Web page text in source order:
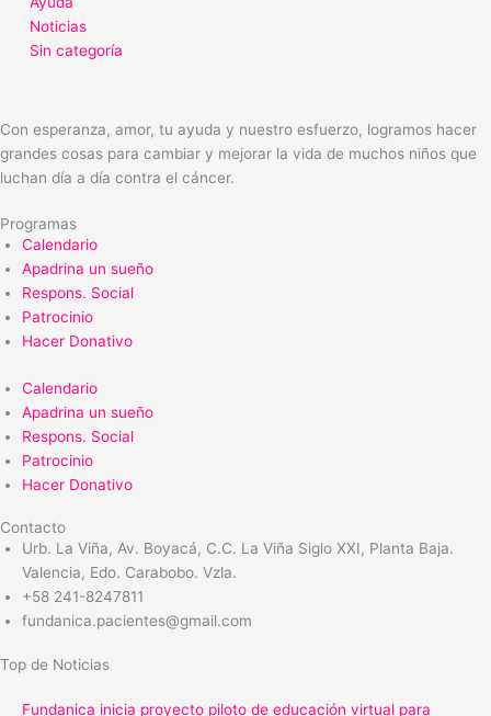
Noticias
Sin categoría
Con esperanza, amor, tu ayuda y nuestro esfuerzo, logramos hacer
grandes cosas para cambiar y mejorar la vida de muchos niños que
luchan día a día contra el cáncer.
Programas
Calendario
Apadrina un sueño
Respons. Social
Patrocinio
Hacer Donativo
Calendario
Apadrina un sueño
Respons. Social
Patrocinio
Hacer Donativo
Contacto
Urb. La Viña, Av. Boyacá, C.C. La Viña Siglo XXI, Planta Baja.
Valencia, Edo. Carabobo. Vzla.
+58 241-8247811
fundanica.pacientes@gmail.com
Top de Noticias
Fundanica inicia proyecto piloto de educación virtual para